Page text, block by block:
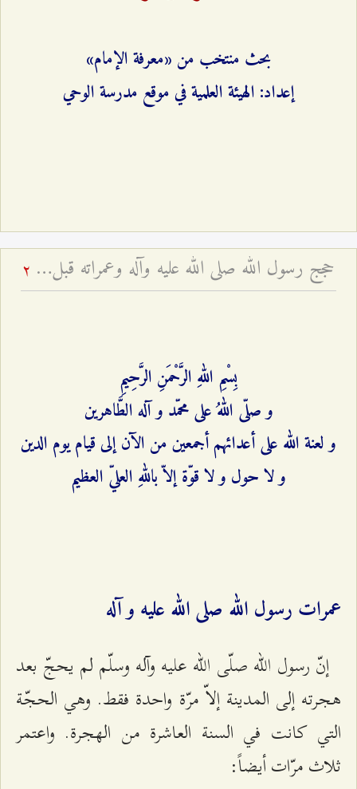
بحث منتخب من «معرفة الإمام»
إعداد: الهيئة العلمية في موقع مدرسة الوحي
حجج رسول الله صلى الله عليه وآله وعمراته قبل الهجرة 2
بِسْمِ اللهِ الرَّحْمَنِ الرَّحِيمِ‌
و صلّى اللهُ على محمّد و آله الطَّاهرين‌
و لعنة الله على أعدائهم أجمعين من الآن إلى قيام يوم الدين
و لا حول و لا قوّة إلاّ باللهِ العليّ العظيم‌
عمرات رسول الله صلى الله عليه و آله
إنّ رسول الله‌‌ صلّی الله‌‌ عليه‌ وآله‌ وسلّم‌ لم‌ يحجّ بعد
هجرته‌ إلی‌ المدينة‌ إلاّ مرّة‌ واحدة‌ فقط‌. وهي‌ الحجّة‌
التي كانت‌ في السنة‌ العاشرة‌ من‌ الهجرة‌. واعتمر
ثلاث‌ مرّات‌ أيضاً: